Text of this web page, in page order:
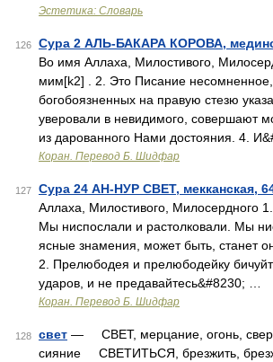
Эстетика: Словарь
126 Сура 2 АЛЬ-БАКАРА КОРОВА,
Во имя Аллаха, Милостивого,
мим[k2] . 2. Это Писание
богобоязненных на правую стезю
уверовали в невидимого, совершают
из дарованного Нами достояния. 4.
Коран. Перевод Б. Шидфар
127 Сура 24 АН-НУР СВЕТ, мекканская,
Аллаха, Милостивого, Милосердного
Мы ниспослали и растолковали. Мы
ясные знамения, может быть, станет
2. Прелюбодея и прелюбодейку
ударов, и не предавайтесь&#8230; …
Коран. Перевод Б. Шидфар
128 свет — СВЕТ, мерцание, огонь,
сияние СВЕТИТЬСЯ, брезжить,